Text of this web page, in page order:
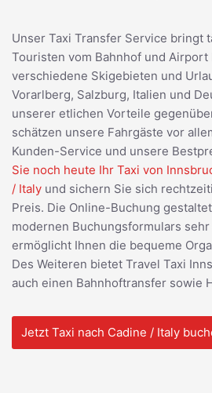
Unser Taxi Transfer Service bringt
Touristen vom Bahnhof und Airport
verschiedene Skigebieten und
Vorarlberg, Salzburg, Italien und
unserer etlichen Vorteile
schätzen unsere Fahrgäste vor
Kunden-Service und unsere
Sie noch heute Ihr Taxi von
/ Italy und sichern Sie sich
Preis. Die Online-Buchung
modernen Buchungsformulars
ermöglicht Ihnen die bequeme
Des Weiteren bietet Travel Taxi
auch einen Bahnhoftransfer sowie
Jetzt Taxi nach Cadine / Italy